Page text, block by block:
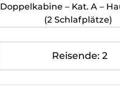
Doppelkabine – Kat. A –
(2 Schlafplätze)
Reisende: 2